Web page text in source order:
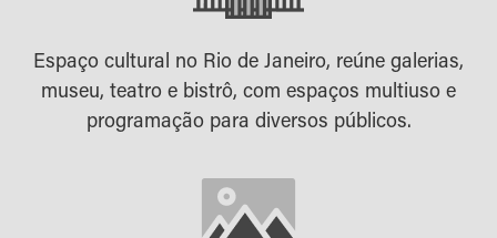
Espaço cultural no Rio de Janeiro, reúne galerias,
museu, teatro e bistrô, com espaços multiuso e
programação para diversos públicos.